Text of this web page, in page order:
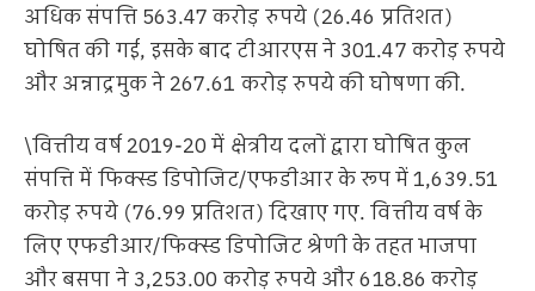
अधिक संपत्ति 563.47 करोड़ रुपये (26.46 प्रतिशत)
घोषित की गई, इसके बाद टीआरएस ने 301.47 करोड़ रुपये
और अन्नाद्रमुक ने 267.61 करोड़ रुपये की घोषणा की.
\वित्तीय वर्ष 2019-20 में क्षेत्रीय दलों द्वारा घोषित कुल
संपत्ति में फिक्स्ड डिपोजिट/एफडीआर के रूप में 1,639.51
करोड़ रुपये (76.99 प्रतिशत) दिखाए गए. वित्तीय वर्ष के
लिए एफडीआर/फिक्स्ड डिपोजिट श्रेणी के तहत भाजपा
और बसपा ने 3,253.00 करोड़ रुपये और 618.86 करोड़